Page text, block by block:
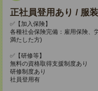
正社員登用あり / 服
✅【加入保険】
各種社会保険完備：雇用保険、
満たした方)
✅【研修等】
無料の資格取得支援制度あり
研修制度あり
社員登用有